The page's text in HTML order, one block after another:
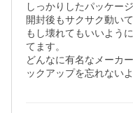
しっかりしたパッケー
開封後もサクサク動い
もし壊れてもいいよう
てます。
どんなに有名なメーカ
ックアップを忘れない